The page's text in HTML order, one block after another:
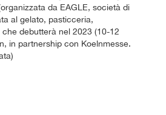
da EAGLE, società di
al gelato, pasticceria,
debutterà nel 2023 (10-12
in partnership con Koelnmesse.